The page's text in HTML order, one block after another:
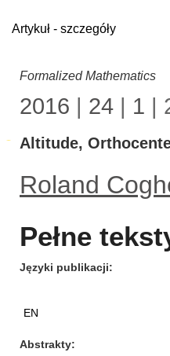
Artykuł - szczegóły
Formalized Mathematics
2016 | 24 | 1 |
Altitude,
Roland
Pełne
Języki publikacji
EN
Abstrakty